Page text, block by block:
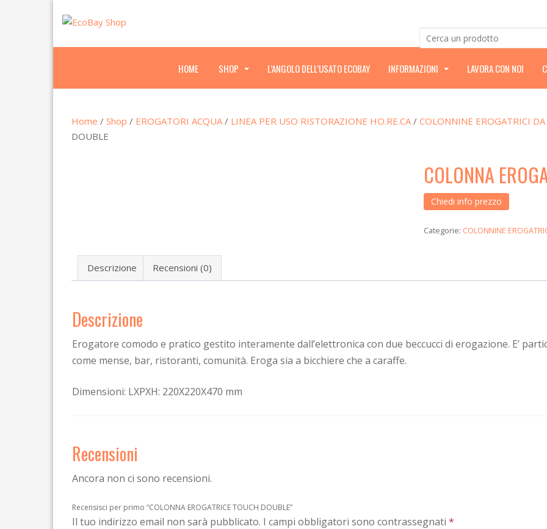
HOME
SHOP
.
L’ANGOLO DELL’USATO ECOBAY
INFORMAZIONI
.
LAVORA CON NOI
Home / Shop / EROGATORI ACQUA/ LINEA PER USO RISTORAZIONE HO.RE.CA/ COLONNINE EROGATRICI DA
DOUBLE
COLONNA
Chiedi info prezzo
Categorie: COLONNINE
Descrizione Recensioni (0)
Descrizione
Erogatore comodo e pratico gestito interamente dall’elettronica con due beccucci di erogazione. E’
come mense, bar, ristoranti, comunità. Eroga sia a bicchiere che a caraffe.
Dimensioni: LXPXH: 220X220X470 mm
Recensioni
Ancora non ci sono recensioni.
Recensisci per primo “COLONNA EROGATRICE TOUCH DOUBLE”
Il tuo indirizzo email non sarà pubblicato. I campi obbligatori sono contrassegnati *